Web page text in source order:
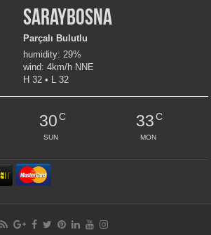
Saraybosna
Parçalı Bulutlu
humidity: 29%
wind: 4km/h NNE
H 32 • L 32
30C
SUN
33C
MON